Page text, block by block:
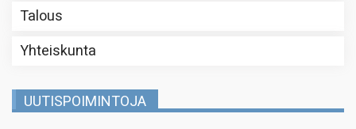
Talous
Yhteiskunta
UUTISPOIMINTOJA